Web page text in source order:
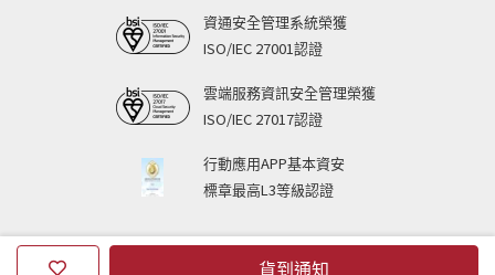
貨到通知
資通安全管理系統榮獲
ISO/IEC 27001認證
雲端服務資訊安全管理榮獲
ISO/IEC 27017認證
行動應用APP基本資安
標章最高L3等級認證